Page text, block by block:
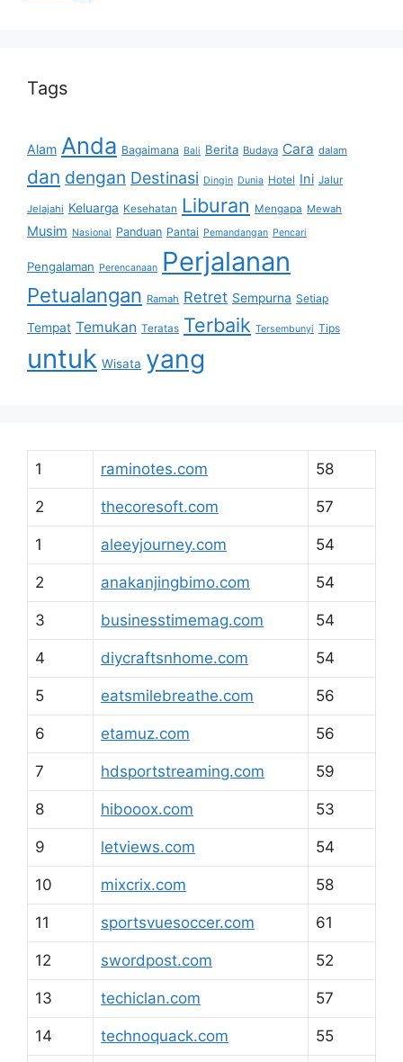
Tags
Alam Anda Bagaimana Bali Berita Budaya Cara dalam
dan dengan Destinasi Dingin Dunia Hotel Ini Jalur
Jelajahi Keluarga Kesehatan Liburan Mengapa Mewah
Musim Nasional Panduan Pantai Pemandangan Pencari
Pengalaman Perencanaan Perjalanan
Petualangan Ramah Retret Sempurna Setiap
Tempat Temukan Teratas Terbaik Tersembunyi Tips
untuk Wisata yang
1 raminotes.com 58
2 thecoresoft.com 57
1 aleeyjourney.com 54
2 anakanjingbimo.com 54
3 businesstimemag.com 54
4 diycraftsnhome.com 54
5 eatsmilebreathe.com 56
6 etamuz.com 56
7 hdsportstreaming.com 59
8 hibooox.com 53
9 letviews.com 54
10 mixcrix.com 58
11 sportsvuesoccer.com 61
12 swordpost.com 52
13 techiclan.com 57
14 technoquack.com 55